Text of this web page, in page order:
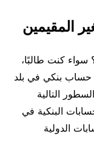
المقيمين
كنت طالبًا،
حساب بنكي في بلد
التالية
البنكية في
الدولية